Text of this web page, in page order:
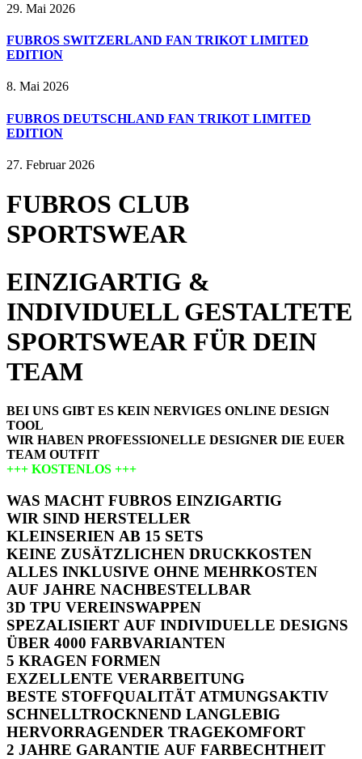
29. Mai 2026
FUBROS SWITZERLAND FAN TRIKOT LIMITED
EDITION
8. Mai 2026
FUBROS DEUTSCHLAND FAN TRIKOT LIMITED
EDITION
27. Februar 2026
FUBROS CLUB
SPORTSWEAR
EINZIGARTIG &
INDIVIDUELL GESTALTETE
SPORTSWEAR FÜR DEIN
TEAM
BEI UNS GIBT ES KEIN NERVIGES ONLINE DESIGN
TOOL
WIR HABEN PROFESSIONELLE DESIGNER DIE EUER
TEAM OUTFIT
+++ KOSTENLOS +++
WAS MACHT FUBROS EINZIGARTIG
WIR SIND HERSTELLER
KLEINSERIEN AB 15 SETS
KEINE ZUSÄTZLICHEN DRUCKKOSTEN
ALLES INKLUSIVE OHNE MEHRKOSTEN
AUF JAHRE NACHBESTELLBAR
3D TPU VEREINSWAPPEN
SPEZALISIERT AUF INDIVIDUELLE DESIGNS
ÜBER 4000 FARBVARIANTEN
5 KRAGEN FORMEN
EXZELLENTE VERARBEITUNG
BESTE STOFFQUALITÄT ATMUNGSAKTIV
SCHNELLTROCKNEND LANGLEBIG
HERVORRAGENDER TRAGEKOMFORT
2 JAHRE GARANTIE AUF FARBECHTHEIT